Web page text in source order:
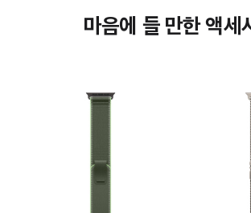
마음에 들 만한 액세